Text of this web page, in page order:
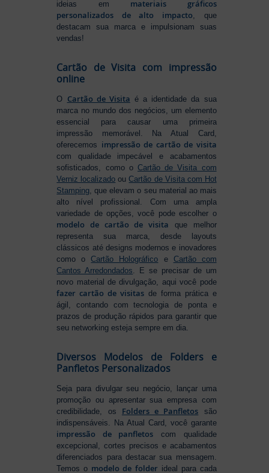
ideias em materiais gráficos
personalizados de alto impacto, que
destacam sua marca e impulsionam suas
vendas!
Cartão de Visita com impressão
online
O Cartão de Visita é a identidade da sua
marca no mundo dos negócios, um elemento
essencial para causar uma primeira
impressão memorável. Na Atual Card,
oferecemos impressão de cartão de visita
com qualidade impecável e acabamentos
sofisticados, como o Cartão de Visita com
Verniz localizado ouCartão de Visita com Hot
Stamping , que elevam o seu material ao mais
alto nível profissional. Com uma ampla
variedade de opções, você pode escolher o
modelo de cartão de visita que melhor
representa sua marca, desde layouts
clássicos até designs modernos e inovadores
como oCartão Holográfico e Cartão com
Cantos Arredondados . E se precisar de um
novo material de divulgação, aqui você pode
fazer cartão de visitas de forma prática e
ágil, contando com tecnologia de ponta e
prazos de produção rápidos para garantir que
seu networking esteja sempre em dia.
Diversos Modelos de Folders e
Panfletos Personalizados
Seja para divulgar seu negócio, lançar uma
promoção ou apresentar sua empresa com
credibilidade, os Folders e Panfletos são
indispensáveis. Na Atual Card, você garante
impressão de panfletos com qualidade
excepcional, cortes precisos e acabamentos
diferenciados para destacar sua mensagem.
Temos o modelo de folder ideal para cada